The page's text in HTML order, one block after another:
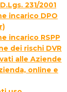
231/2001
incarico DPO
incarico RSPP
dei rischi DVR
alle Aziende
online e